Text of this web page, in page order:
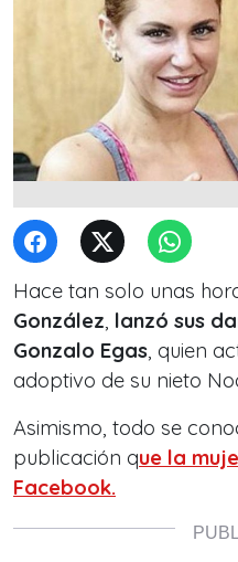
Hace tan solo unas
González, lanzó sus
Gonzalo Egas, quien
adoptivo de su nieto
Asimismo, todo se
publicación que la
Facebook.